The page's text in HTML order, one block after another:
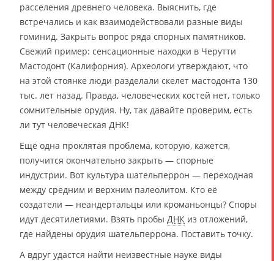
расселения древнего человека. Выяснить, где
встречались и как взаимодействовали разные виды
гоминид. Закрыть вопрос ряда спорных памятников.
Свежий пример: сенсационные находки в Черутти
Мастодонт (Калифорния). Археологи утверждают, что
на этой стоянке люди разделали скелет мастодонта 130
тыс. лет назад. Правда, человеческих костей нет, только
сомнительные орудия. Ну, так давайте проверим, есть
ли тут человеческая ДНК!
Ещё одна проклятая проблема, которую, кажется,
получится окончательно закрыть — спорные
индустрии. Вот культура шательперрон — переходная
между средним и верхним палеолитом. Кто её
создатели — неандертальцы или кроманьонцы? Споры
идут десятилетиями. Взять пробы ДНК из отложений,
где найдены орудия шательперрона. Поставить точку.
А вдруг удастся найти неизвестные науке виды